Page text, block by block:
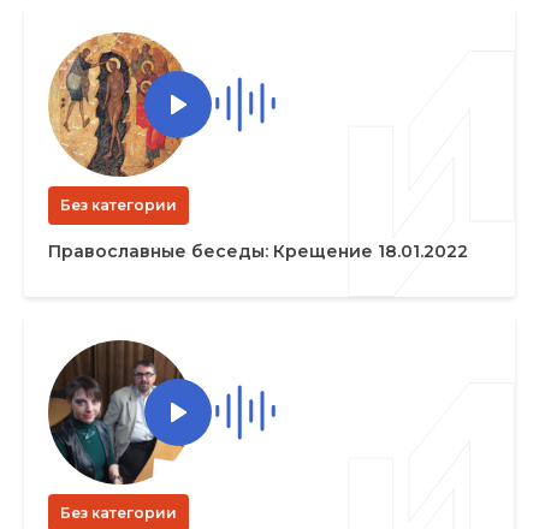
Без категории
Православные беседы: Крещение 18.01.2022
Без категории